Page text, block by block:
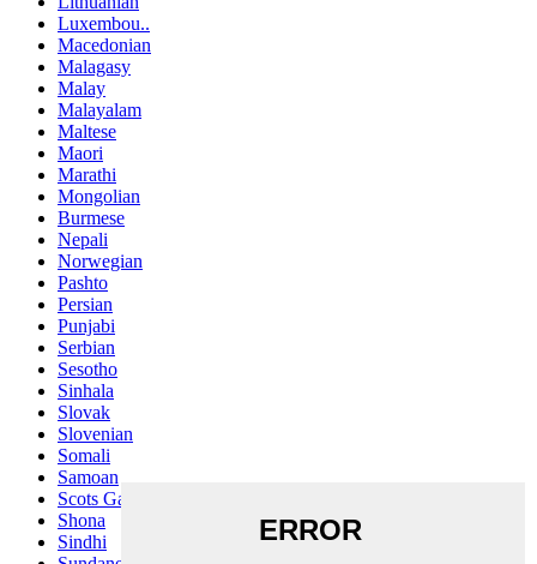
Luxembou..
Macedonian
Malagasy
Malay
Malayalam
Maltese
Maori
Marathi
Mongolian
Burmese
Nepali
Norwegian
Pashto
Persian
Punjabi
Serbian
Sesotho
Sinhala
Slovak
Slovenian
Somali
Samoan
Scots Gaelic
Shona
Sindhi